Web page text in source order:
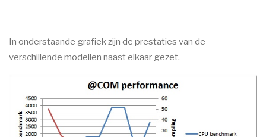
In onderstaande grafiek zijn de prestaties van de
verschillende modellen naast elkaar gezet.